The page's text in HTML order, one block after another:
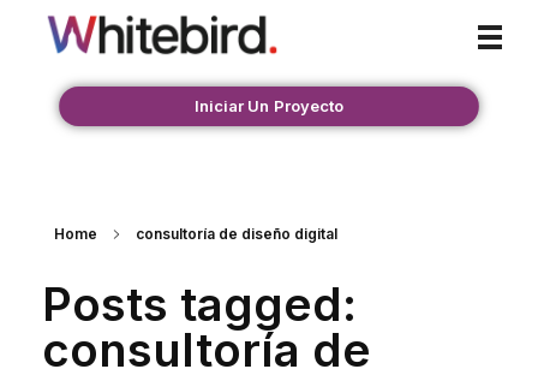
Iniciar Un Proyecto
Home consultoría de diseño digital
Posts tagged:
consultoría de